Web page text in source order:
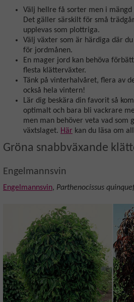
Välj hellre få sorter men i
Det gäller särskilt för små
upplevas som plottriga.
Välj växter som är härdiga där
för jordmånen.
En mager jord kan behöva
flesta klätterväxter.
Tänk på vinterhalvåret, flera av
också hela vintern!
Lär dig beskära din favorit så
optimalt och bara bli vackrare
men man behöver veta vad som
växtslaget. Här kan du läsa om
Gröna snabbväxande
Engelmannsvin
Engelmannsvin, Parthenocissus